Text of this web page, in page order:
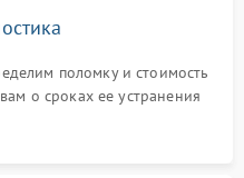
поломку и стоимость
о сроках ее устранения